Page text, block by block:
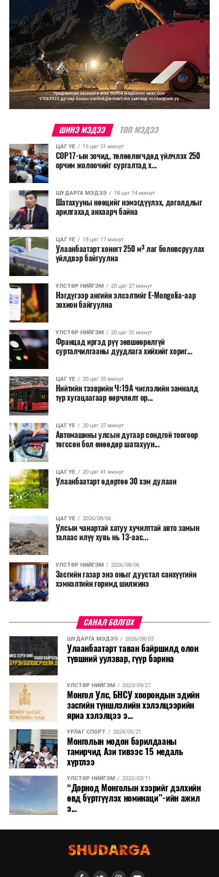
ШИНЭ МЭДЭЭ ТОП МЭДЭЭ
ЦАГ ҮЕ 15 цаг 51 минут
COP17-ын зочид, төлөөлөгчдөд үйлчлэх 250
орчим жолоочийг сургалтад х...
ШУДАРГА МЭДЭЭ 18 цаг 14 минут
Шатахууны нөөцийг нэмэгдүүлэх, доголдлыг
арилгахад анхаарч байна
ЦАГ ҮЕ 18 цаг 17 минут
Улаанбаатарт хоногт 250 м³ лаг боловсруулах
үйлдвэр байгуулна
УЛСТӨР НИЙГЭМ 20 цаг 27 минут
Нэгдүгээр ангийн элсэлтийг E-Mongolia-аар
зохион байгуулна
УЛСТӨР НИЙГЭМ 20 цаг 31 минут
Францад иргэд рүү зөвшөөрөлгүй
сурталчилгааны дуудлага хийхийг хориг...
ЦАГ ҮЕ 20 цаг 35 минут
Нийтийн тээврийн Ч:19А чиглэлийн замналд
түр хугацаагаар өөрчлөлт ор...
ЦАГ ҮЕ 20 цаг 37 минут
Автомашины улсын дугаар сондгой тоогоор
төгссөн бол өнөөдөр шатахуун...
ЦАГ ҮЕ 20 цаг 41 минут
Улаанбаатарт өдөртөө 30 хэм дулаан
ЦАГ ҮЕ 2026/08/06
Улсын чанартай хатуу хучилттай авто замын
талаас илүү хувь нь 13-аас...
УЛСТӨР НИЙГЭМ 2026/08/06
Засгийн газар энэ оныг дуустал санхүүгийн
хэмнэлтийн горимд шилжинэ
САНАЛ БОЛГОХ
ШУДАРГА МЭДЭЭ 2026/08/03
Улаанбаатарт таван байршилд олон
түвшний уулзвар, гүүр барина
УЛСТӨР НИЙГЭМ 2023/09/27
Монгол Улс, БНСУ хоорондын эдийн
засгийн түншлэлийн хэлэлцээрийн
яриа хэлэлцээ э...
УРЛАГ СПОРТ 2024/05/21
Монголын модон барилдааны
тамирчид Ази тивээс 15 медаль
хүртлээ
УЛСТӨР НИЙГЭМ 2022/03/11
“Дорнод Монголын хээрийг дэлхийн
өвд бүртгүүлэх номинаци”-ийн ажил
э...